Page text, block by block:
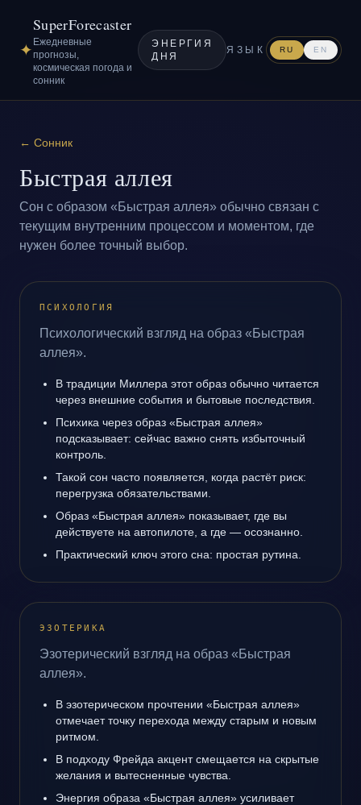
✦
SuperForecaster
Ежедневные
прогнозы,
космическая погода и
сонник
ЭНЕРГИЯ
ДНЯ
ЯЗЫК RU EN
← Сонник
Быстрая аллея
Сон с образом «Быстрая аллея» обычно связан с
текущим внутренним процессом и моментом, где
нужен более точный выбор.
ПСИХОЛОГИЯ
Психологический взгляд на образ «Быстрая
аллея».
В традиции Миллера этот образ обычно читается
через внешние события и бытовые последствия.
Психика через образ «Быстрая аллея»
подсказывает: сейчас важно снять избыточный
контроль.
Такой сон часто появляется, когда растёт риск:
перегрузка обязательствами.
Образ «Быстрая аллея» показывает, где вы
действуете на автопилоте, а где — осознанно.
Практический ключ этого сна: простая рутина.
ЭЗОТЕРИКА
Эзотерический взгляд на образ «Быстрая
аллея».
В эзотерическом прочтении «Быстрая аллея»
отмечает точку перехода между старым и новым
ритмом.
В подходу Фрейда акцент смещается на скрытые
желания и вытесненные чувства.
Энергия образа «Быстрая аллея» усиливает